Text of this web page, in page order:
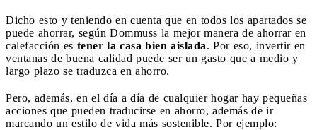
Dicho esto y teniendo en cuenta que en todos los apartados se
puede ahorrar, según Dommuss la mejor manera de ahorrar en
calefacción es tener la casa bien aislada. Por eso, invertir en
ventanas de buena calidad puede ser un gasto que a medio y
largo plazo se traduzca en ahorro.
Pero, además, en el día a día de cualquier hogar hay pequeñas
acciones que pueden traducirse en ahorro, además de ir
marcando un estilo de vida más sostenible. Por ejemplo: